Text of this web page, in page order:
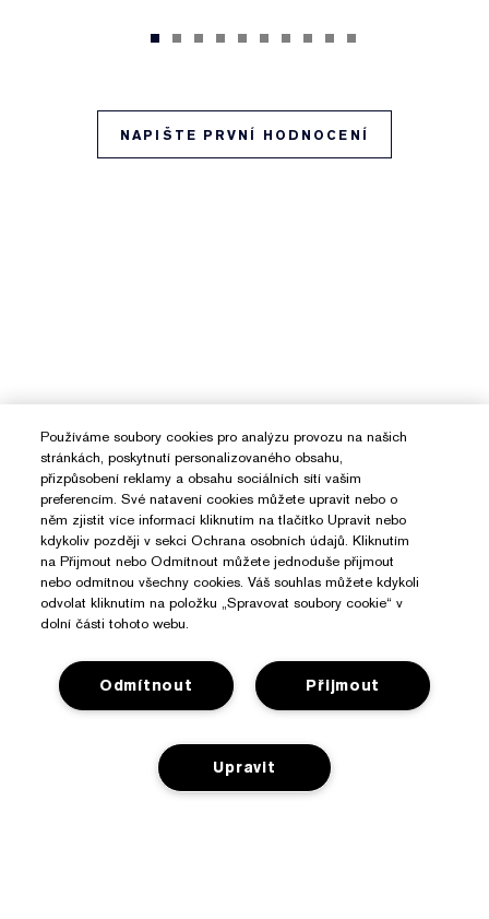
NAPIŠTE PRVNÍ HODNOCENÍ
Potřebujete Pomoc?
Používáme soubory cookies pro analýzu provozu na našich
stránkách, poskytnutí personalizovaného obsahu,
přizpůsobení reklamy a obsahu sociálních sítí vašim
preferencím. Své natavení cookies můžete upravit nebo o
něm zjistit více informací kliknutím na tlačítko Upravit nebo
kdykoliv později v sekci Ochrana osobních údajů. Kliknutím
na Přijmout nebo Odmítnout můžete jednoduše přijmout
nebo odmítnou všechny cookies. Váš souhlas můžete kdykoli
odvolat kliknutím na položku „Spravovat soubory cookie“ v
dolní části tohoto webu.
Přijmout
Odmítnout
Upravit